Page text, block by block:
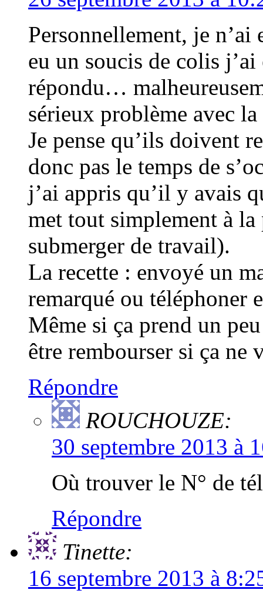
Personnellement, je n’ai
eu un soucis de colis
répondu…
sérieux problème avec
Je pense qu’ils doivent
donc pas le temps de
j’ai appris qu’il y avais
met tout simplement à
submerger de travail).
La recette : envoyé un
remarqué ou téléphoner
Même si ça prend un
être rembourser si ça ne
Répondre
ROUCHOUZE:
30 septembre 2013 à
Où trouver le N° de
Répondre
Tinette:
16 septembre 2013 à